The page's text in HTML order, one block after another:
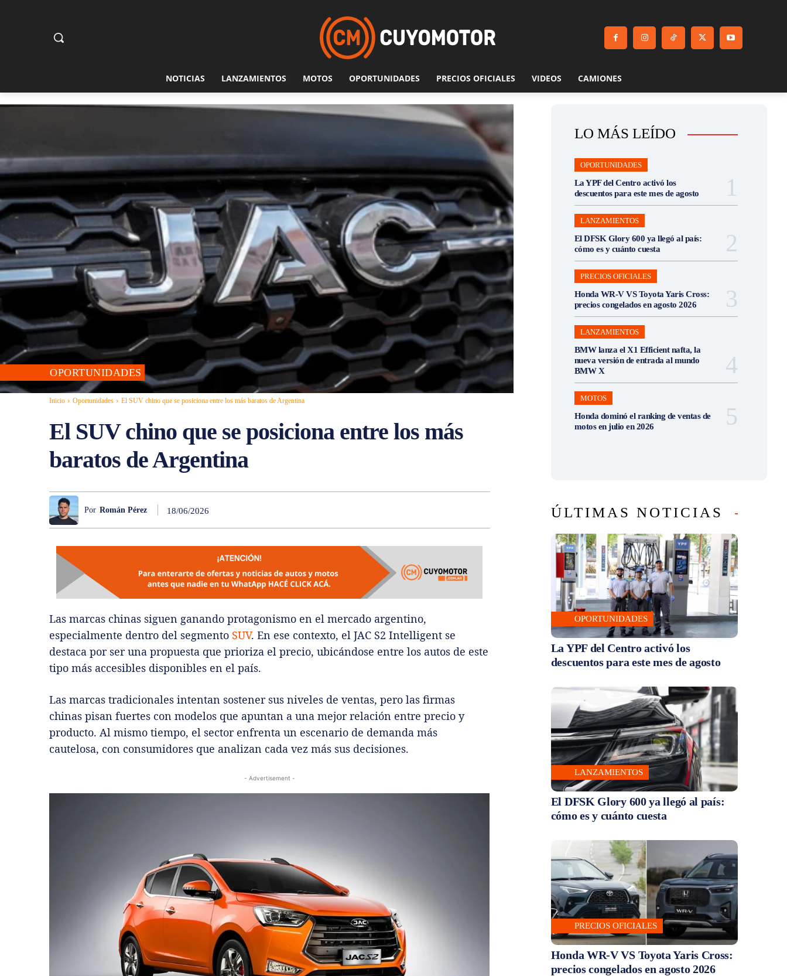
NOTICIAS LANZAMIENTOS MOTOS OPORTUNIDADES PRECIOS OFICIALES VIDEOS CAMIONES
OPORTUNIDADES
Inicio Oportunidades El SUV chino que se posiciona entre los más baratos de Argentina
El SUV chino que se posiciona entre los más
baratos de Argentina
Por Román Pérez 18/06/2026
Las marcas chinas siguen ganando protagonismo en el mercado argentino,
especialmente dentro del segmento SUV. En ese contexto, el JAC S2 Intelligent se
destaca por ser una propuesta que prioriza el precio, ubicándose entre los autos de este
tipo más accesibles disponibles en el país.
Las marcas tradicionales intentan sostener sus niveles de ventas, pero las firmas
chinas pisan fuertes con modelos que apuntan a una mejor relación entre precio y
producto. Al mismo tiempo, el sector enfrenta un escenario de demanda más
cautelosa, con consumidores que analizan cada vez más sus decisiones.
- Advertisement -
LO MÁS LEÍDO
OPORTUNIDADES
La YPF del Centro activó los
descuentos para este mes de agosto
LANZAMIENTOS
El DFSK Glory 600 ya llegó al país:
cómo es y cuánto cuesta
PRECIOS OFICIALES
Honda WR-V VS Toyota Yaris Cross:
precios congelados en agosto 2026
LANZAMIENTOS
BMW lanza el X1 Efficient nafta, la
nueva versión de entrada al mundo
BMW X
MOTOS
Honda dominó el ranking de ventas de
motos en julio en 2026
ÚLTIMAS NOTICIAS
OPORTUNIDADES
La YPF del Centro activó los
descuentos para este mes de agosto
LANZAMIENTOS
El DFSK Glory 600 ya llegó al país:
cómo es y cuánto cuesta
PRECIOS OFICIALES
Honda WR-V VS Toyota Yaris Cross:
precios congelados en agosto 2026